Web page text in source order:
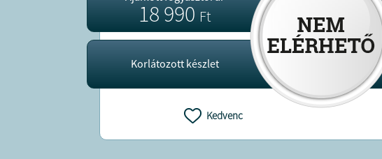
18 990Ft
Korlátozott készlet
Kedvenc